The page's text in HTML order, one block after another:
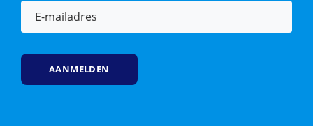
E-
mailadres(Vereist)